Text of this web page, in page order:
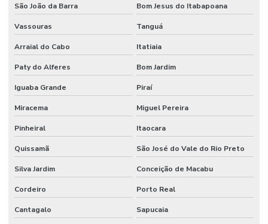
Flange Inox 304 E 316
Flange Inox Distribuidor Minas Gerais
Fornecedor De Válvula De Esfera Com Acionamento Pneumático
Fornecedor De Válvula Esfera
Fornecedores De Mangueira Ar Condicionado Em Minas Gerais
Grampo U Pesado
Junta Expansão Para Indústria
Mangote Bomba De Concreto
São João da Barra Bom Jesus do Itabapoana
Vassouras Tanguá
Arraial do Cabo Itatiaia
Paty do Alferes Bom Jardim
Iguaba Grande Piraí
Miracema Miguel Pereira
Pinheiral Itaocara
Quissamã São José do Vale do Rio Preto
Silva Jardim Conceição de Macabu
Cordeiro Porto Real
Cantagalo Sapucaia